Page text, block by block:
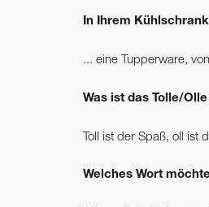
In Ihrem
... eine Tupperware,
Was ist das Tolle/
Toll ist der Spaß, oll ist
Welches Wort